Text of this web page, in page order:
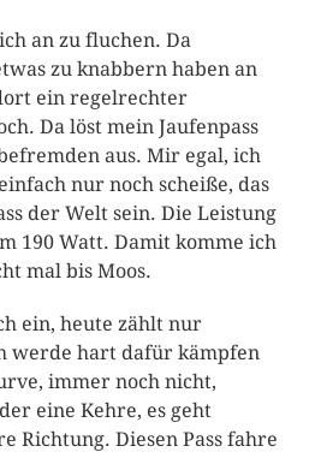
an zu fluchen. Da
zu knabbern haben an
ein regelrechter
Da löst mein Jaufenpass
aus. Mir egal, ich
nur noch scheiße, das
der Welt sein. Die Leistung
190 Watt. Damit komme ich
mal bis Moos.
ein, heute zählt nur
werde hart dafür kämpfen
immer noch nicht,
eine Kehre, es geht
Richtung. Diesen Pass fahre